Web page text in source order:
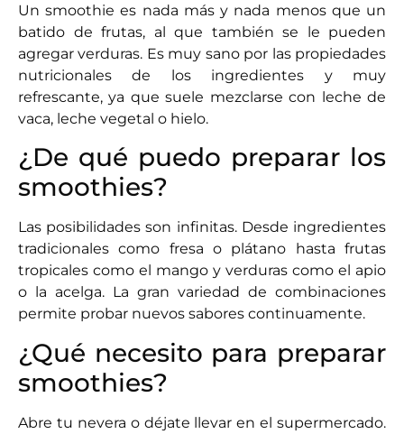
Un smoothie es nada más y nada menos que un
batido de frutas, al que también se le pueden
agregar verduras. Es muy sano por las propiedades
nutricionales de los ingredientes y muy
refrescante, ya que suele mezclarse con leche de
vaca, leche vegetal o hielo.
¿De qué puedo preparar los
smoothies?
Las posibilidades son infinitas. Desde ingredientes
tradicionales como fresa o plátano hasta frutas
tropicales como el mango y verduras como el apio
o la acelga. La gran variedad de combinaciones
permite probar nuevos sabores continuamente.
¿Qué necesito para preparar
smoothies?
Abre tu nevera o déjate llevar en el supermercado.